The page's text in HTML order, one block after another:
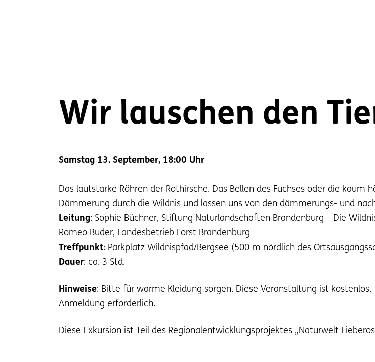
Wir lauschen den
Samstag 13. September, 18:00 Uhr
Das lautstarke Röhren der Rothirsche. Das Bellen des Fuchses oder die kaum
Dämmerung durch die Wildnis und lassen uns von den dämmerungs- und
Leitung: Sophie Büchner, Stiftung Naturlandschaften Brandenburg – Die
Romeo Buder, Landesbetrieb Forst Brandenburg
Treffpunkt: Parkplatz Wildnispfad/Bergsee (500 m nördlich des
Dauer: ca. 3 Std.
Hinweise: Bitte für warme Kleidung sorgen. Diese Veranstaltung ist kostenlos.
Anmeldung erforderlich.
Diese Exkursion ist Teil des Regionalentwicklungsprojektes „Naturwelt